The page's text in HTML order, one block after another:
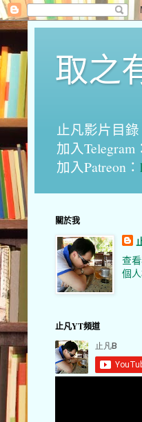
取之
止凡影片目錄
加入Telegram
加入Patreon：
關於我
查
個
止凡YT頻道